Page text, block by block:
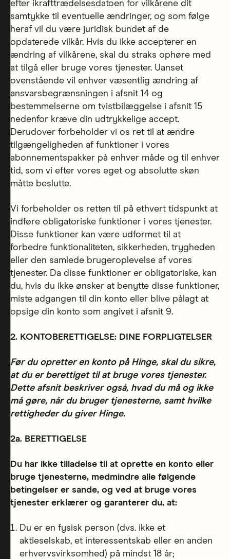
efter ikrafttrædelsesdatoen for vilkårene dit
samtykke til eventuelle ændringer, og som følge
heraf vil du være juridisk bundet af de
opdaterede vilkår. Hvis du ikke accepterer en
ændring af vilkårene, skal du straks ophøre med
at tilgå eller bruge vores tjenester. Uanset
ovenstående vil enhver væsentlig ændring af
ansvarsbegrænsningen i afsnit 14 og
bestemmelserne om tvistbilæggelse i afsnit 15
nedenfor kræve din udtrykkelige accept.
Derudover forbeholder vi os ret til at ændre
tilgængeligheden af funktioner i vores
abonnementspakker på enhver måde og til enhver
tid, som vi efter vores eget og absolutte skøn
måtte beslutte.
Vi forbeholder os retten til på ethvert tidspunkt at
indføre obligatoriske funktioner i vores tjenester.
Disse funktioner kan være udformet til at
forbedre funktionaliteten, sikkerheden, trygheden
eller den samlede brugeroplevelse af vores
tjenester. Da disse funktioner er obligatoriske, kan
du, hvis du ikke ønsker at benytte disse funktioner,
miste adgangen til din konto eller blive pålagt at
opsige din konto som angivet i afsnit 9.
2. KONTOBERETTIGELSE: DINE FORPLIGTELSER
Før du opretter en konto på Hinge, skal du sikre,
at du er berettiget til at bruge vores tjenester.
Dette afsnit beskriver også, hvad du må og ikke
må gøre, når du bruger tjenesterne, samt hvilke
rettigheder du giver Hinge.
2a. BERETTIGELSE
Du har ikke tilladelse til at oprette en konto eller
bruge tjenesterne, medmindre alle følgende
betingelser er sande, og ved at bruge vores
tjenester erklærer og garanterer du, at:
Du er en fysisk person (dvs. ikke et
aktieselskab, et interessentskab eller en anden
erhvervsvirksomhed) på mindst 18 år;